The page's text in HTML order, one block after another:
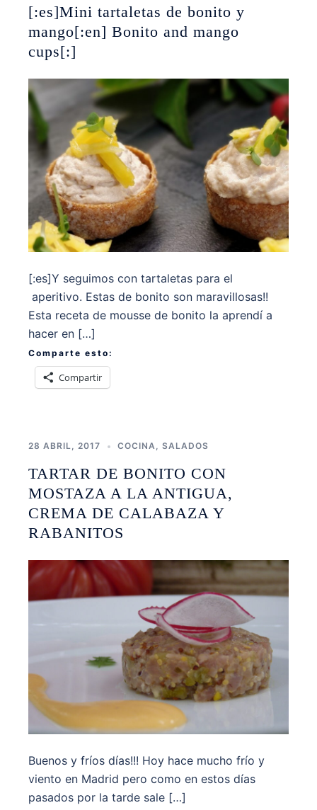
[:es]Mini tartaletas de bonito y
mango[:en] Bonito and mango
cups[:]
[:es]Y seguimos con tartaletas para el
aperitivo. Estas de bonito son maravillosas!!
Esta receta de mousse de bonito la aprendí a
hacer en […]
Comparte esto:
Compartir
28 ABRIL, 2017 COCINA, SALADOS
TARTAR DE BONITO CON
MOSTAZA A LA ANTIGUA,
CREMA DE CALABAZA Y
RABANITOS
Buenos y fríos días!!! Hoy hace mucho frío y
viento en Madrid pero como en estos días
pasados por la tarde sale […]